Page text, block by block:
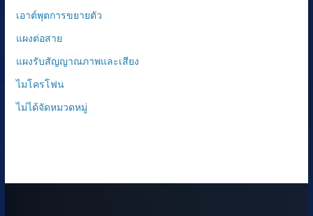
เอาต์พุตการขยายตัว
แผงต่อสาย
แผงรับสัญญาณภาพและเสียง
ไมโครโฟน
ไม่ได้จัดหมวดหมู่